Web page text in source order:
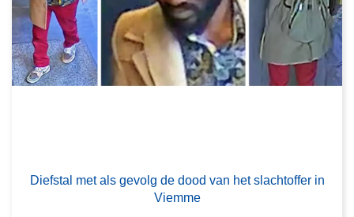
Diefstal met als gevolg de dood van het slachtoffer in
Viemme